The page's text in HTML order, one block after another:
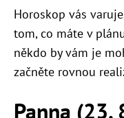
Horoskop vás
tom, co máte v
někdo by vám je
začněte rovnou
Panna (23.